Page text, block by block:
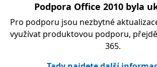
Podpora Office 2010 byla
Pro podporu jsou nezbytné
využívat produktovou podporu,
365.